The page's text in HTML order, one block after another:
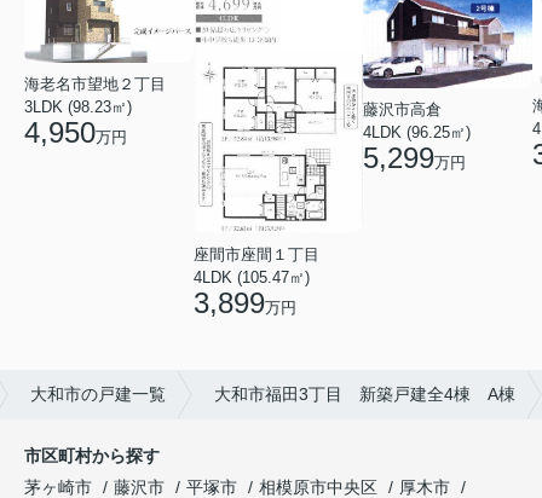
海老名市望地２丁目
3LDK (98.23㎡)
4,950万円
座間市座間１丁目
4LDK (105.47㎡)
3,899万円
藤沢市高倉
4LDK (96.25㎡)
5,299万円
大和市の戸建一覧 大和市福田3丁目 新築戸建全4棟 A棟
市区町村から探す
茅ヶ崎市
藤沢市 平塚市 相模原市中央区
厚木市